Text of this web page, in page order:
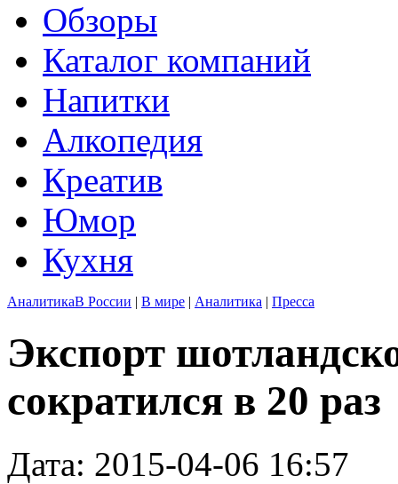
Обзоры
Каталог компаний
Напитки
Алкопедия
Креатив
Юмор
Кухня
АналитикаВ России | В мире | Аналитика | Пресса
Экспорт
сократился в 20 раз
Дата: 2015-04-06 16:57